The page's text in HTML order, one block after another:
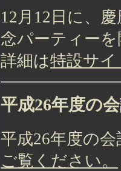
12月12日に、
念パーティー
詳細は特設サイ
平成26年度の
平成26年度の
ご覧ください。